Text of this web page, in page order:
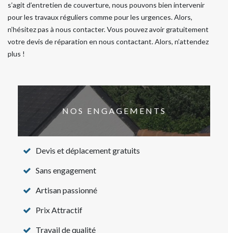
s’agit d’entretien de couverture, nous pouvons bien intervenir
pour les travaux réguliers comme pour les urgences. Alors,
n’hésitez pas à nous contacter. Vous pouvez avoir gratuitement
votre devis de réparation en nous contactant. Alors, n’attendez
plus !
NOS ENGAGEMENTS
Devis et déplacement gratuits
Sans engagement
Artisan passionné
Prix Attractif
Travail de qualité